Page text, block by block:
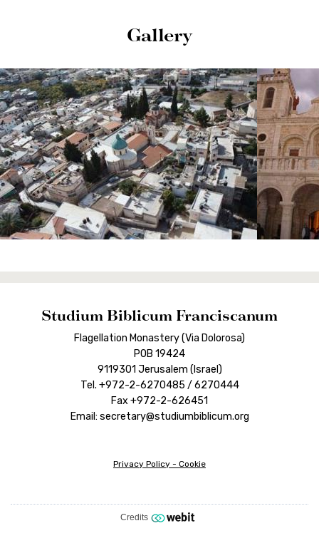
Gallery
Studium Biblicum Franciscanum
Flagellation Monastery (Via Dolorosa)
POB 19424
9119301 Jerusalem (Israel)
Tel. +972-2-6270485 / 6270444
Fax +972-2-626451
Email: secretary@studiumbiblicum.org
Privacy Policy - Cookie
Credits